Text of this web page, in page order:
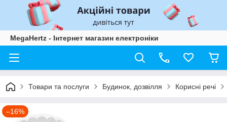
MegaHertz - Інтернет магазин електроніки
Товари та послуги Будинок, дозвілля Корисні речі
–16%